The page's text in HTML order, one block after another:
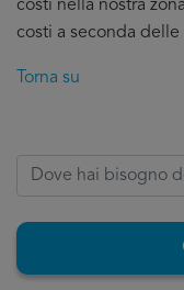
costi nella nostra
costi a seconda
Torna su